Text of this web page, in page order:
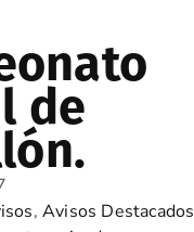
de
,Avisos Destacados